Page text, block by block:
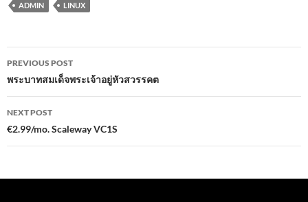
ADMIN LINUX
Post
navigation
PREVIOUS POST
พระบาทสมเด็จพระเจ้าอยู่หัวสวรรคต
NEXT POST
€2.99/mo. Scaleway VC1S